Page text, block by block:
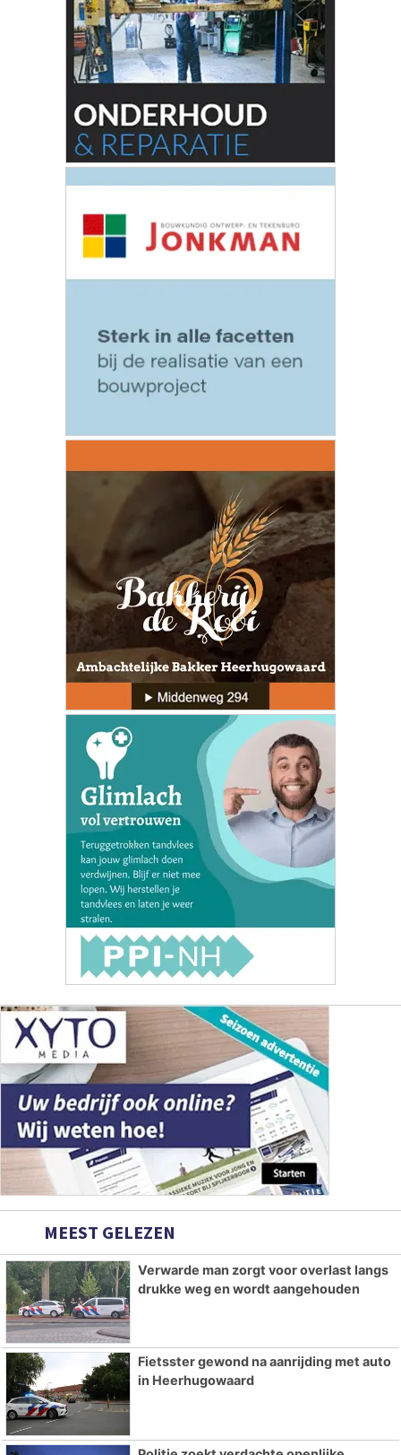
MEEST GELEZEN
Verwarde man zorgt voor overlast langs
drukke weg en wordt aangehouden
Fietsster gewond na aanrijding met auto
in Heerhugowaard